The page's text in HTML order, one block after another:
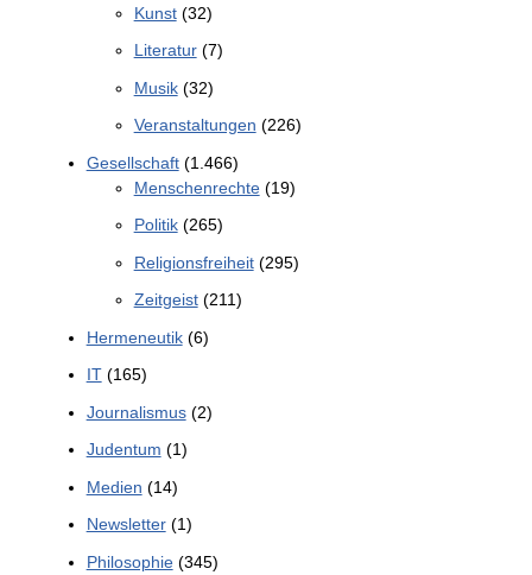
Kunst(32)
Literatur(7)
Musik(32)
Veranstaltungen (226)
Gesellschaft(1.466)
Menschenrechte(19)
Politik(265)
Religionsfreiheit(295)
Zeitgeist(211)
Hermeneutik(6)
IT(165)
Journalismus(2)
Judentum (1)
Medien (14)
Newsletter(1)
Philosophie(345)